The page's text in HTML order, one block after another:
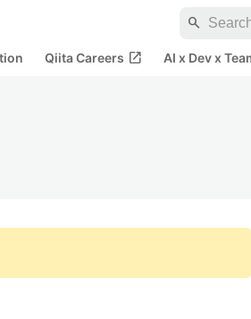
search
Qiita Careers open_in_new AI x Dev x